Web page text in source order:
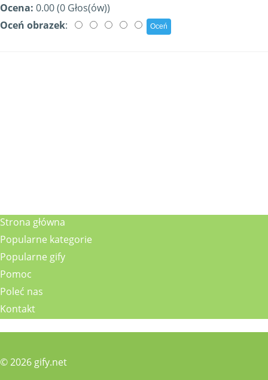
Ocena: 0.00 (0 Głos(ów))
Oceń obrazek:
Strona główna
Popularne kategorie
Popularne gify
Pomoc
Poleć nas
Kontakt
© 2026 gify.net